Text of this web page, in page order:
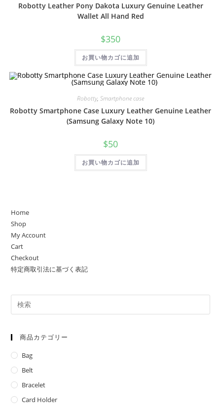
Robotty Leather Pony Dakota Luxury Genuine Leather
Wallet All Hand Red
$350
お買い物カゴに追加
Robotty, Smartphone case
Robotty Smartphone Case Luxury Leather Genuine Leather
(Samsung Galaxy Note 10)
$50
お買い物カゴに追加
Home
Shop
My Account
Cart
Checkout
特定商取引法に基づく表記
商品カテゴリー
Bag
Belt
Bracelet
Card Holder